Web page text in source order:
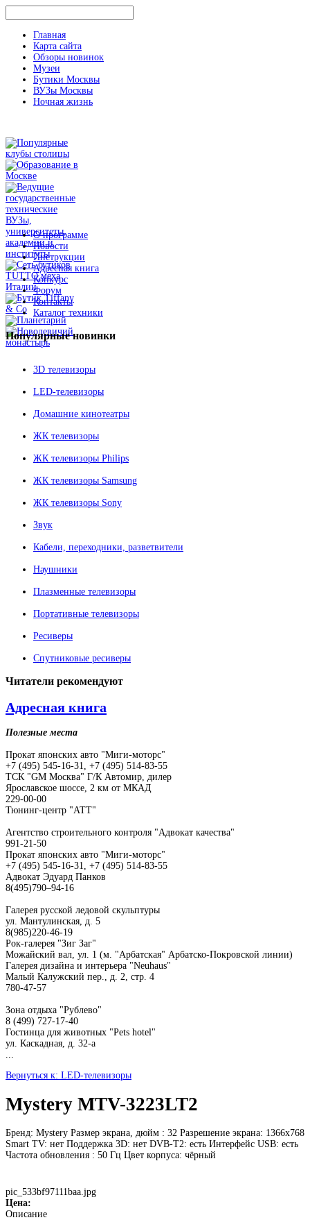
Главная
Карта сайта
Обзоры новинок
Музеи
Бутики Москвы
ВУЗы Москвы
Ночная жизнь
О программе
Новости
Инструкции
Адресная книга
Конкурс
Форум
Контакты
Каталог техники
Популярныеновинки
3D телевизоры
LED-телевизоры
Домашние кинотеатры
ЖК телевизоры
ЖК телевизоры Philips
ЖК телевизоры Samsung
ЖК телевизоры Sony
Звук
Кабели, переходники, разветвители
Наушники
Плазменные телевизоры
Портативные телевизоры
Ресиверы
Спутниковые ресиверы
Читатели рекомендуют
Адресная книга
Полезные места
Прокат японских авто "Миги-моторс"
+7 (495) 545-16-31, +7 (495) 514-83-55
ТСК "GM Москва" Г/К Автомир, дилер
Ярославское шоссе, 2 км от МКАД
229-00-00
Тюнинг-центр "АТТ"
Агентство строительного контроля "Адвокат качества"
991-21-50
Прокат японских авто "Миги-моторс"
+7 (495) 545-16-31, +7 (495) 514-83-55
Адвокат Эдуард Панков
8(495)790–94-16
Галерея русской ледовой скульптуры
ул. Мантулинская, д. 5
8(985)220-46-19
Рок-галерея "Зиг Заг"
Можайский вал, ул. 1 (м. "Арбатская" Арбатско-Покровской линии)
Галерея дизайна и интерьера "Neuhaus"
Малый Калужский пер., д. 2, стр. 4
780-47-57
Зона отдыха "Рублево"
8 (499) 727-17-40
Гостинца для животных "Рets hotel"
ул. Каскадная, д. 32-а
Вернуться к: LED-телевизоры
Mystery MTV-3223LT2
Бренд: Mystery Размер экрана, дюйм : 32 Разрешение экрана: 1366x768
Smart TV: нет Поддержка 3D: нет DVB-T2: есть Интерфейс USB: есть
Частота обновления : 50 Гц Цвет корпуса: чёрный
pic_533bf97111baa.jpg
Цена:
Описание